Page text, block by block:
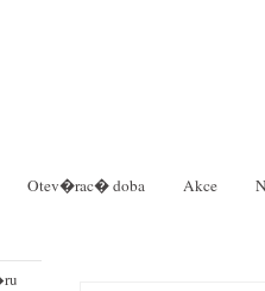
Otev�rac� doba Akce